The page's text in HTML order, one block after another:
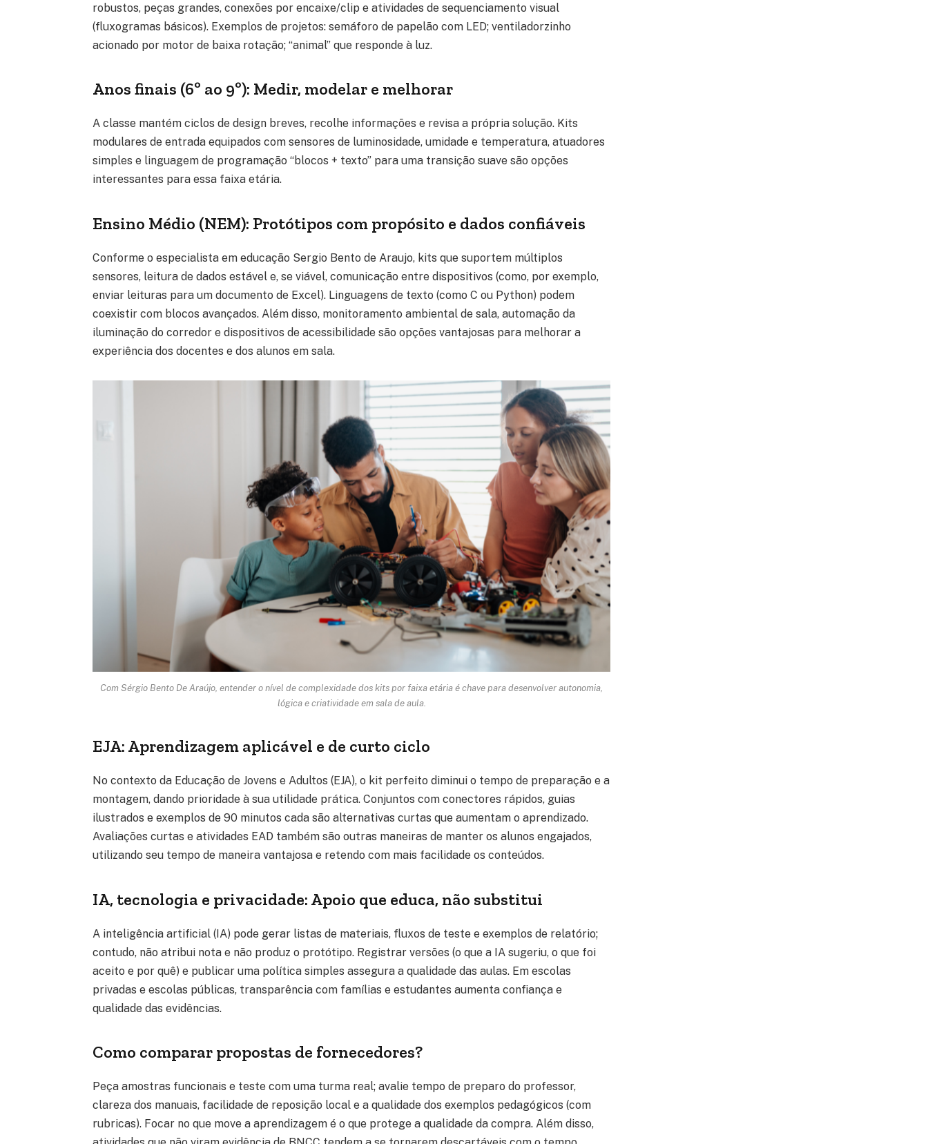
robustos, peças grandes, conexões por encaixe/clip e atividades de sequenciamento visual
(fluxogramas básicos). Exemplos de projetos: semáforo de papelão com LED; ventiladorzinho
acionado por motor de baixa rotação; “animal” que responde à luz.
Anos finais (6º ao 9º): Medir, modelar e melhorar
A classe mantém ciclos de design breves, recolhe informações e revisa a própria solução. Kits
modulares de entrada equipados com sensores de luminosidade, umidade e temperatura, atuadores
simples e linguagem de programação “blocos + texto” para uma transição suave são opções
interessantes para essa faixa etária.
Ensino Médio (NEM): Protótipos com propósito e dados confiáveis
Conforme o especialista em educação Sergio Bento de Araujo, kits que suportem múltiplos
sensores, leitura de dados estável e, se viável, comunicação entre dispositivos (como, por exemplo,
enviar leituras para um documento de Excel). Linguagens de texto (como C ou Python) podem
coexistir com blocos avançados. Além disso, monitoramento ambiental de sala, automação da
iluminação do corredor e dispositivos de acessibilidade são opções vantajosas para melhorar a
experiência dos docentes e dos alunos em sala.
Com Sérgio Bento De Araújo, entender o nível de complexidade dos kits por faixa etária é chave para desenvolver autonomia,
lógica e criatividade em sala de aula.
EJA: Aprendizagem aplicável e de curto ciclo
No contexto da Educação de Jovens e Adultos (EJA), o kit perfeito diminui o tempo de preparação e a
montagem, dando prioridade à sua utilidade prática. Conjuntos com conectores rápidos, guias
ilustrados e exemplos de 90 minutos cada são alternativas curtas que aumentam o aprendizado.
Avaliações curtas e atividades EAD também são outras maneiras de manter os alunos engajados,
utilizando seu tempo de maneira vantajosa e retendo com mais facilidade os conteúdos.
IA, tecnologia e privacidade: Apoio que educa, não substitui
A inteligência artificial (IA) pode gerar listas de materiais, fluxos de teste e exemplos de relatório;
contudo, não atribui nota e não produz o protótipo. Registrar versões (o que a IA sugeriu, o que foi
aceito e por quê) e publicar uma política simples assegura a qualidade das aulas. Em escolas
privadas e escolas públicas, transparência com famílias e estudantes aumenta confiança e
qualidade das evidências.
Como comparar propostas de fornecedores?
Peça amostras funcionais e teste com uma turma real; avalie tempo de preparo do professor,
clareza dos manuais, facilidade de reposição local e a qualidade dos exemplos pedagógicos (com
rubricas). Focar no que move a aprendizagem é o que protege a qualidade da compra. Além disso,